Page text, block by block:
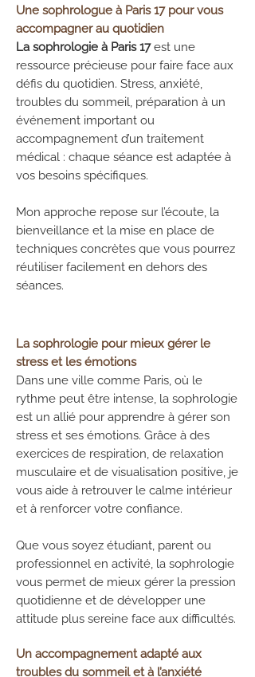
Une sophrologue à Paris 17 pour vous
accompagner au quotidien
La sophrologie à Paris 17est une
ressource précieuse pour faire face aux
défis du quotidien. Stress, anxiété,
troubles du sommeil, préparation à un
événement important ou
accompagnement d’un traitement
médical : chaque séance est adaptée à
vos besoins spécifiques.
Mon approche repose sur l’écoute, la
bienveillance et la mise en place de
techniques concrètes que vous pourrez
réutiliser facilement en dehors des
séances.
La sophrologie pour mieux gérer le
stress et les émotions
Dans une ville comme Paris, où le
rythme peut être intense, la sophrologie
est un allié pour apprendre à gérer son
stress et ses émotions. Grâce à des
exercices de respiration, de relaxation
musculaire et de visualisation positive, je
vous aide à retrouver le calme intérieur
et à renforcer votre confiance.
Que vous soyez étudiant, parent ou
professionnel en activité, la sophrologie
vous permet de mieux gérer la pression
quotidienne et de développer une
attitude plus sereine face aux difficultés.
Un accompagnement adapté aux
troubles du sommeil et à l’anxiété